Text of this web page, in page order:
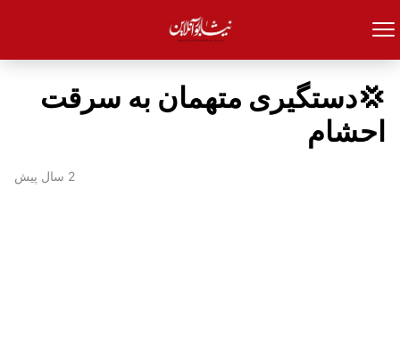
💢دستگیری متهمان به سرقت
احشام
2 سال پیش